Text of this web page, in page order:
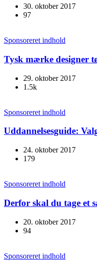
30. oktober 2017
97
Sponsoreret indhold
Tysk mærke designer
29. oktober 2017
1.5k
Sponsoreret indhold
Uddannelsesguide:
24. oktober 2017
179
Sponsoreret indhold
Derfor skal du tage et
20. oktober 2017
94
Sponsoreret indhold